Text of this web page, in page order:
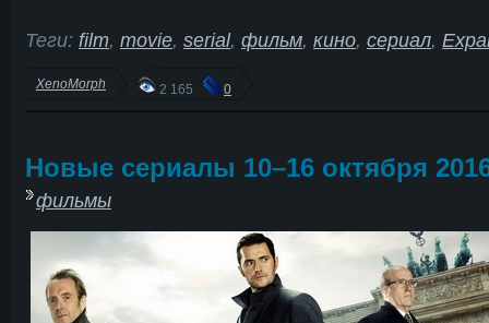
Теги: film, movie, serial, фильм, кино, сериал,
XenoMorph 2 165 0
Новые сериалы 10–16 октября
фильмы